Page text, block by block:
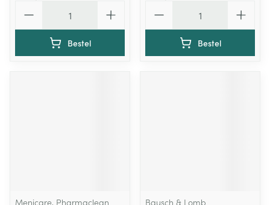
Bestel Bestel
Menicare, Pharmaclean Bausch & Lomb